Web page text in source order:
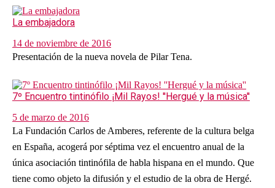
La embajadora
14 de noviembre de 2016
Presentación de la nueva novela de Pilar Tena.
7º Encuentro tintinófilo ¡Mil Rayos! ''Hergué y la música''
5 de marzo de 2016
La Fundación Carlos de Amberes, referente de la cultura belga
en España, acogerá por séptima vez el encuentro anual de la
única asociación tintinófila de habla hispana en el mundo. Que
tiene como objeto la difusión y el estudio de la obra de Hergé.